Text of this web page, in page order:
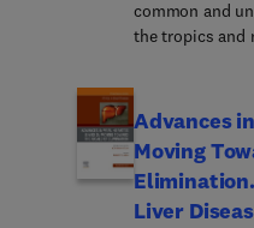
common and
the tropics and
insights on
valuable
parasitic
infections, liver
and other liver-
Advances
Moving
Liver